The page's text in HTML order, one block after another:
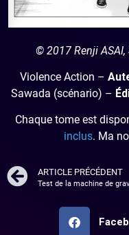
© 2017 Renji ASAI,
Violence Action –
Sawada (scénario) –
Chaque tome est
inclus. Ma
ARTICLE PRÉCÉDENT